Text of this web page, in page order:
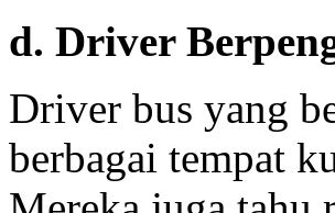
d. Driver
Driver bus yang
berbagai tempat